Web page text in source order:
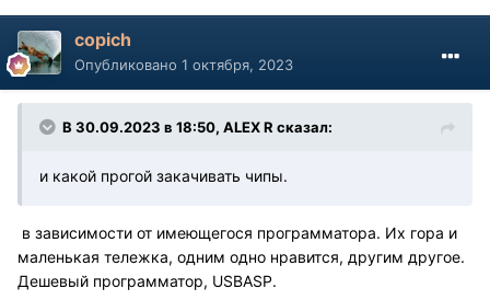
copich
Опубликовано 1 октября, 2023
В 30.09.2023 в 18:50, ALEX R сказал:
и какой прогой закачивать чипы.
в зависимости от имеющегося программатора. Их гора и
маленькая тележка, одним одно нравится, другим другое.
Дешевый программатор, USBASP.